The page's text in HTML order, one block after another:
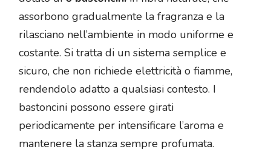
assorbono gradualmente la fragranza e la
rilasciano nell’ambiente in modo uniforme e
costante. Si tratta di un sistema semplice e
sicuro, che non richiede elettricità o fiamme,
rendendolo adatto a qualsiasi contesto. I
bastoncini possono essere girati
periodicamente per intensificare l’aroma e
mantenere la stanza sempre profumata.